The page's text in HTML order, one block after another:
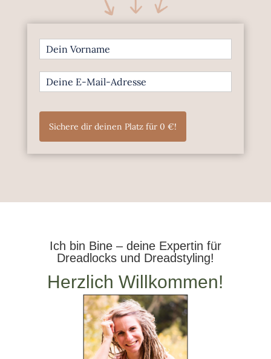
Sichere dir deinen Platz für 0 €!
Ich bin Bine – deine Expertin für
Dreadlocks und Dreadstyling!
Herzlich Willkommen!